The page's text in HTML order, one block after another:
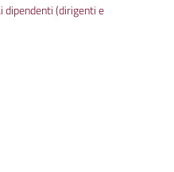
dipendenti (dirigenti e